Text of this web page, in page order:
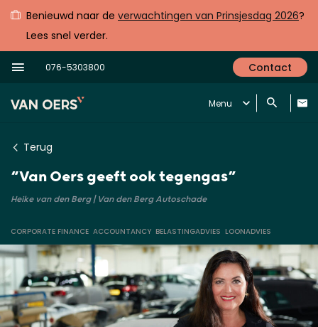
Benieuwd naar de verwachtingen van Prinsjesdag 2026?
Lees snel verder.
076-5303800 Contact
Menu
Terug
“Van Oers geeft ook tegengas”
Heike van den Berg | Van den Berg Autoschade
CORPORATE FINANCE ACCOUNTANCY BELASTINGADVIES LOONADVIES